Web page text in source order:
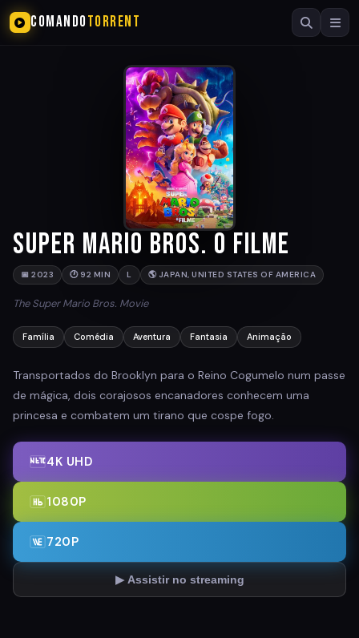
COMANDOTORRENT
Super Mario Bros. O Filme
📅 2023 🕐 92 MIN L 🌎 JAPAN, UNITED STATES OF AMERICA
The Super Mario Bros. Movie
Família Comédia Aventura Fantasia Animação
Transportados do Brooklyn para o Reino Cogumelo num passe
de mágica, dois corajosos encanadores conhecem uma
princesa e combatem um tirano que cospe fogo.
4K UHD
1080P
720P
▶ Assistir no streaming